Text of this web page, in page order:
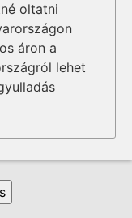
oltatni
áron a
lehet